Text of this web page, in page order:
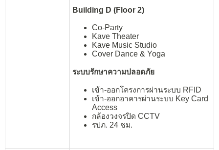
Building D (Floor 2)
Co-Party
Kave Theater
Kave Music Studio
Cover Dance & Yoga
ระบบรักษาความปลอดภัย
เข้า-ออกโครงการผ่านระบบ RFID
เข้า-ออกอาคารผ่านระบบ Key Card
Access
กล้องวงจรปิด CCTV
รปภ. 24 ชม.